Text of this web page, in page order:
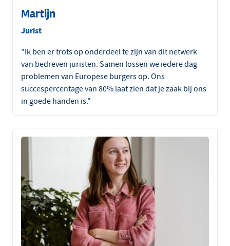
Martijn
Jurist
"Ik ben er trots op onderdeel te zijn van dit netwerk
van bedreven juristen. Samen lossen we iedere dag
problemen van Europese burgers op. Ons
succespercentage van 80% laat zien dat je zaak bij ons
in goede handen is."